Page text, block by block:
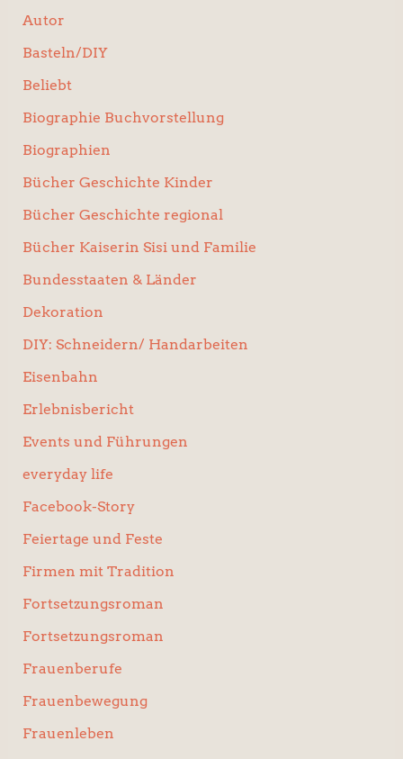
Autor
Basteln/DIY
Beliebt
Biographie Buchvorstellung
Biographien
Bücher Geschichte Kinder
Bücher Geschichte regional
Bücher Kaiserin Sisi und Familie
Bundesstaaten & Länder
Dekoration
DIY: Schneidern/ Handarbeiten
Eisenbahn
Erlebnisbericht
Events und Führungen
everyday life
Facebook-Story
Feiertage und Feste
Firmen mit Tradition
Fortsetzungsroman
Fortsetzungsroman
Frauenberufe
Frauenbewegung
Frauenleben